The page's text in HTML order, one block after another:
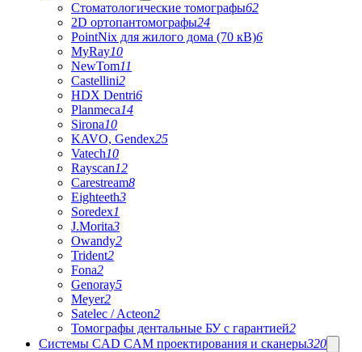
Стоматологические томографы62
2D ортопантомографы24
PointNix для жилого дома (70 кВ)6
MyRay10
NewTom11
Castellini2
HDX Dentri6
Planmeca14
Sirona10
KAVO, Gendex25
Vatech10
Rayscan12
Carestream8
Eighteeth3
Soredex1
J.Morita3
Owandy2
Trident2
Fona2
Genoray5
Meyer2
Satelec / Acteon2
Томографы дентальные БУ с гарантией2
Системы CAD CAM проектирования и сканеры320